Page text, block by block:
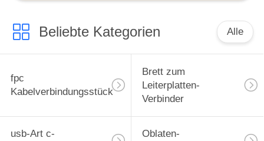
SIM-Karten-
Verbindungsstück
13
Beliebte Kategorien Alle
fpc
Kabelverbindungsstück
Brett zum
Leiterplatten-
Verbinder
usb-Art c-
Oblaten-